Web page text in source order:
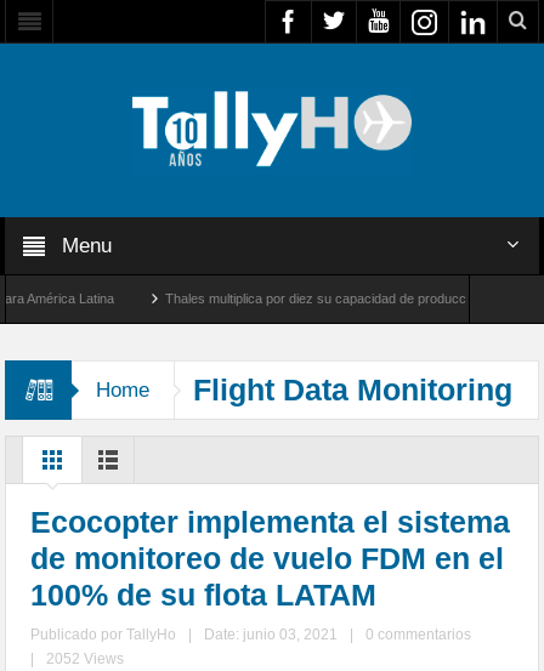
Menu
Latina Thales multiplica por diez su capacidad de producción de radares en
Home Flight Data Monitoring
Ecocopter implementa el sistema
de monitoreo de vuelo FDM en el
100% de su flota LATAM
Publicado porTallyHo Date: junio 03, 2021
0 commentarios
2052 Views